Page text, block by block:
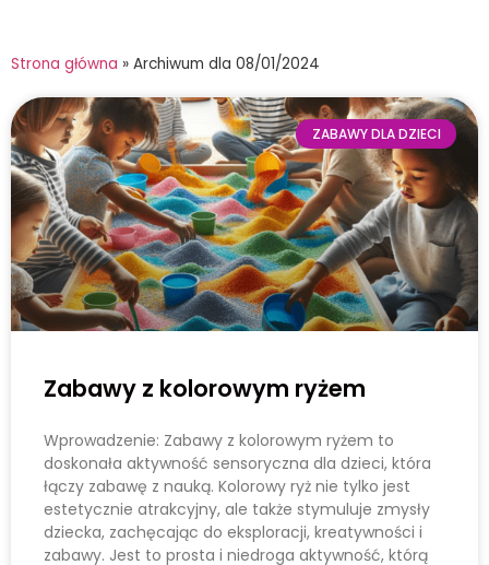
Strona główna » Archiwum dla 08/01/2024
ZABAWY DLA DZIECI
Zabawy z kolorowym ryżem
Wprowadzenie: Zabawy z kolorowym ryżem to
doskonała aktywność sensoryczna dla dzieci, która
łączy zabawę z nauką. Kolorowy ryż nie tylko jest
estetycznie atrakcyjny, ale także stymuluje zmysły
dziecka, zachęcając do eksploracji, kreatywności i
zabawy. Jest to prosta i niedroga aktywność, którą